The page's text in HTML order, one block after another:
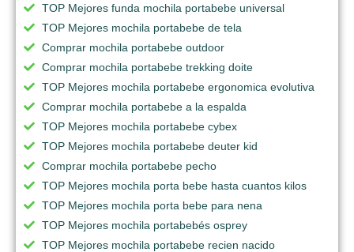
TOP Mejores funda mochila portabebe universal
TOP Mejores mochila portabebe de tela
Comprar mochila portabebe outdoor
Comprar mochila portabebe trekking doite
TOP Mejores mochila portabebe ergonomica evolutiva
Comprar mochila portabebe a la espalda
TOP Mejores mochila portabebe cybex
TOP Mejores mochila portabebe deuter kid
Comprar mochila portabebe pecho
TOP Mejores mochila porta bebe hasta cuantos kilos
TOP Mejores mochila porta bebe para nena
TOP Mejores mochila portabebés osprey
TOP Mejores mochila portabebe recien nacido